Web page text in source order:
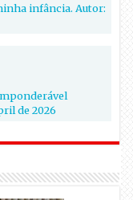
infância. Autor:
de 2026